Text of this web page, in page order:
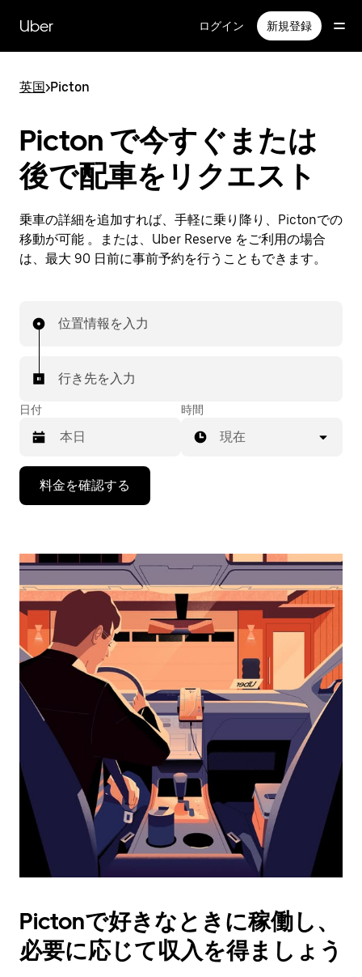
Uber ログイン 新規登録
英国>Picton
Picton で今すぐまたは
後で配車をリクエスト
乗車の詳細を追加すれば、手軽に乗り降り、Pictonでの
移動が可能 。または、Uber Reserve をご利用の場合
は、最大 90 日前に事前予約を行うこともできます。
位置情報を入力
行き先を入力
日付
で
ン
ダ
ー
を
操
作
し、
を
選
択
す。
ン
で
カ
時間
現在
料金を確認する
Pictonで好きなときに稼働し、
必要に応じて収入を得ましょう